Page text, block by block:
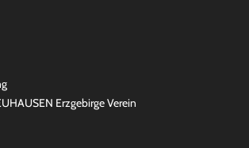
Erzgebirge Verein